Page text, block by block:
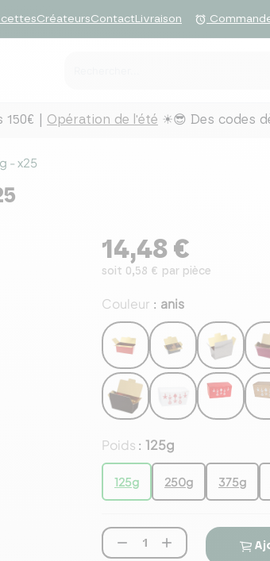
CréateursContactLivraison alarm
150€ | Opération de l'été ☀😎 Des codes
- x25
14,48 €
soit 0,58 € par pièce
Couleur : anis
Poids : 125g
125g 250g 375g
 